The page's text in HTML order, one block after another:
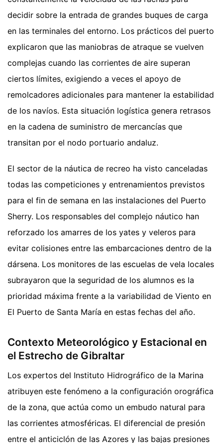
decidir sobre la entrada de grandes buques de carga
en las terminales del entorno. Los prácticos del puerto
explicaron que las maniobras de atraque se vuelven
complejas cuando las corrientes de aire superan
ciertos límites, exigiendo a veces el apoyo de
remolcadores adicionales para mantener la estabilidad
de los navíos. Esta situación logística genera retrasos
en la cadena de suministro de mercancías que
transitan por el nodo portuario andaluz.
El sector de la náutica de recreo ha visto canceladas
todas las competiciones y entrenamientos previstos
para el fin de semana en las instalaciones del Puerto
Sherry. Los responsables del complejo náutico han
reforzado los amarres de los yates y veleros para
evitar colisiones entre las embarcaciones dentro de la
dársena. Los monitores de las escuelas de vela locales
subrayaron que la seguridad de los alumnos es la
prioridad máxima frente a la variabilidad de Viento en
El Puerto de Santa María en estas fechas del año.
Contexto Meteorológico y Estacional en
el Estrecho de Gibraltar
Los expertos del Instituto Hidrográfico de la Marina
atribuyen este fenómeno a la configuración orográfica
de la zona, que actúa como un embudo natural para
las corrientes atmosféricas. El diferencial de presión
entre el anticiclón de las Azores y las bajas presiones